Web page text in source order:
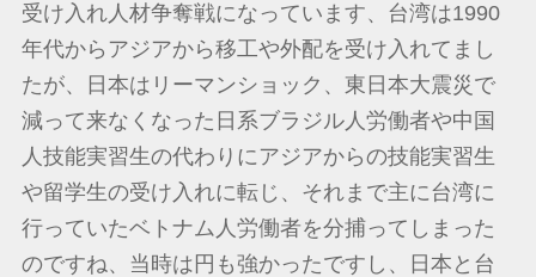
受け入れ人材争奪戦になっています、台湾は1990
年代からアジアから移工や外配を受け入れてまし
たが、日本はリーマンショック、東日本大震災で
減って来なくなった日系ブラジル人労働者や中国
人技能実習生の代わりにアジアからの技能実習生
や留学生の受け入れに転じ、それまで主に台湾に
行っていたベトナム人労働者を分捕ってしまった
のですね、当時は円も強かったですし、日本と台